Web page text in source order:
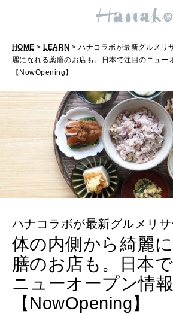
FORTUNE
明日のわたし
[12星座別] Monthly Love
女神まり愛のタロットメッ
算命学がわかる今月のあ
HEALTH
自分にやさしく
LEARN
知る、考える
MAMA
ママもいろいろ
SUSTAINABLE
わたしができること
HOME > LEARN > ハナコラボが最新グルメリ
麗になれる薬膳のお店も。日本で注目のニュー
【NowOpening】
ハナコラボが最新グルメリサ
体の内側から綺麗
膳のお店も。日本
ニューオープン情報
【NowOpening】